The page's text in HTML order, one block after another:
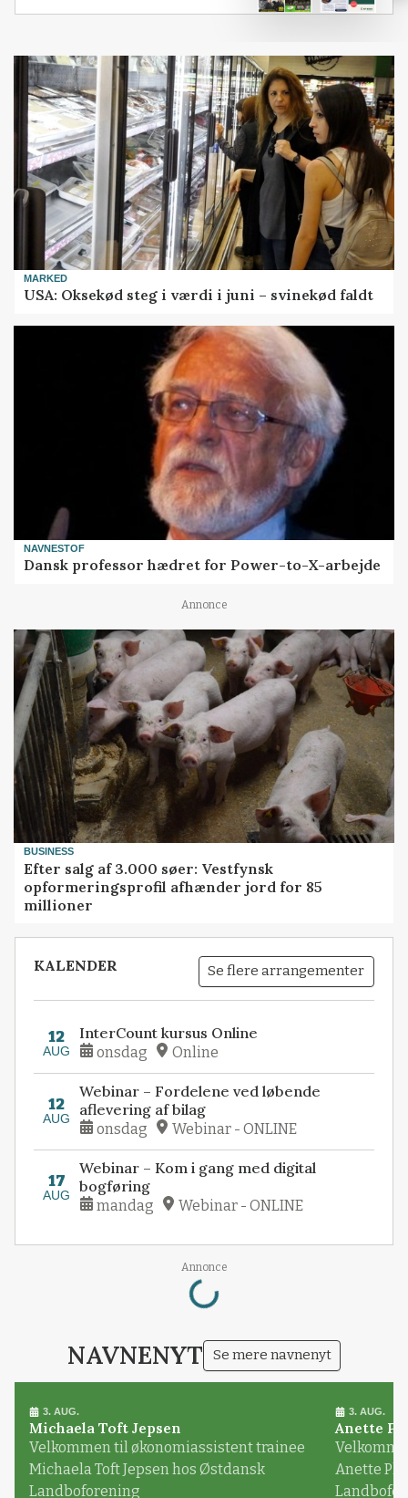
MARKED
USA: Oksekød steg i værdi i juni – svinekød faldt
NAVNESTOF
Dansk professor hædret for Power-to-X-arbejde
Annonce
BUSINESS
Efter salg af 3.000 søer: Vestfynsk
opformeringsprofil afhænder jord for 85
millioner
KALENDER Se flere arrangementer
12
AUG
InterCount kursus Online
onsdag Online
12
AUG
Webinar – Fordelene ved løbende
aflevering af bilag
onsdag Webinar - ONLINE
17
AUG
Webinar – Kom i gang med digital
bogføring
mandag Webinar - ONLINE
Annonce
Loading...
NAVNENYT Se mere navnenyt
3. AUG.
Michaela Toft Jepsen
Velkommen til økonomiassistent trainee
Michaela Toft Jepsen hos Østdansk
Landboforening
3. AUG.
Anette
Anette